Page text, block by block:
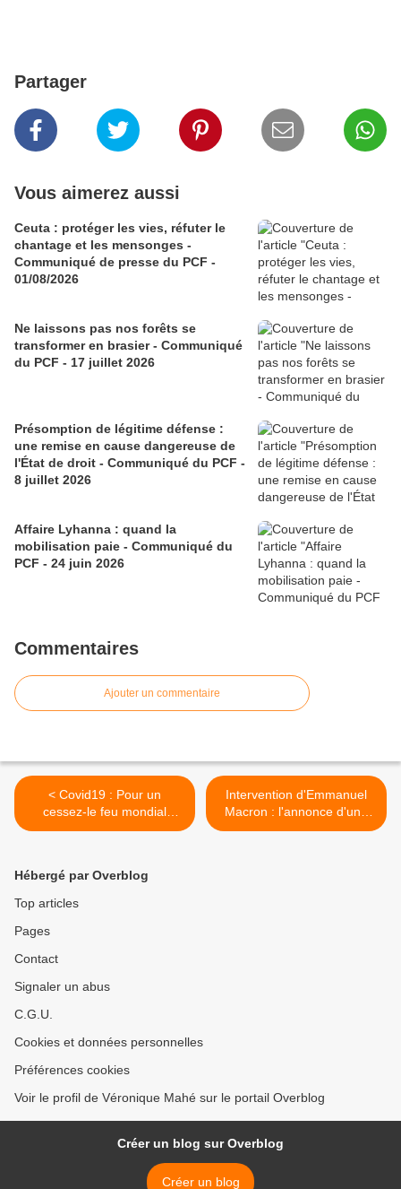
Partager
Vous aimerez aussi
Ceuta : protéger les vies, réfuter le
chantage et les mensonges -
Communiqué de presse du PCF -
01/08/2026
Ne laissons pas nos forêts se
transformer en brasier - Communiqué
du PCF - 17 juillet 2026
Présomption de légitime défense :
une remise en cause dangereuse de
l'État de droit - Communiqué du PCF -
8 juillet 2026
Affaire Lyhanna : quand la
mobilisation paie - Communiqué du
PCF - 24 juin 2026
Commentaires
Ajouter un commentaire
< Covid19 : Pour un
cessez-le feu mondial
(PCF)
Intervention d'Emmanuel
Macron : l'annonce d'une
date ne fait pas une
Hébergé par Overblog
Top articles
Pages
Contact
Signaler un abus
C.G.U.
Cookies et données personnelles
Préférences cookies
Voir le profil de Véronique Mahé sur le portail Overblog
Créer un blog sur Overblog
Créer un blog